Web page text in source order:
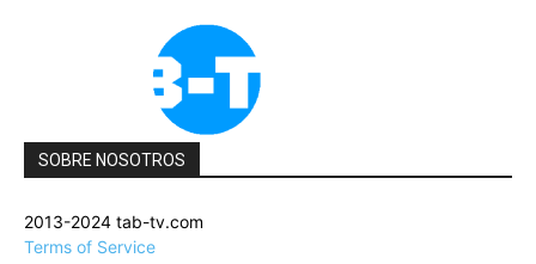
SOBRE NOSOTROS
2013-2024 tab-tv.com
Terms of Service